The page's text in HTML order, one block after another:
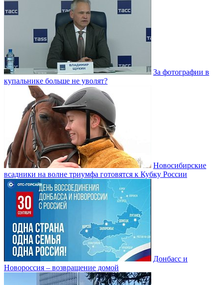
За фотографии в
купальнике больше не уволят?
Новосибирские
всадники на волне триумфа готовятся к Кубку России
Донбасс и
Новороссия – возвращение домой